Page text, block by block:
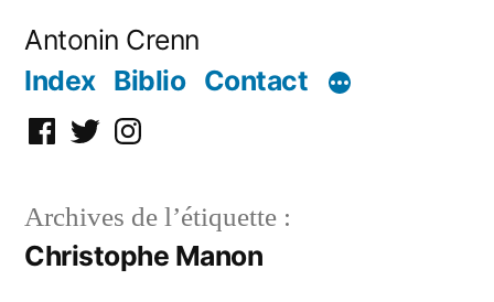
Antonin Crenn
Index Biblio Contact
Facebook
TwitterInstagram
Archives de l’étiquette :
Christophe Manon